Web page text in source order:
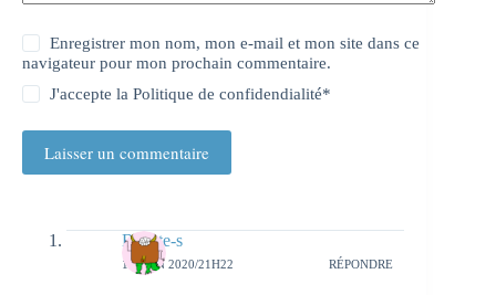
Enregistrer mon nom, mon e-mail et mon site dans ce
navigateur pour mon prochain commentaire.
J'accepte laPolitique de confidendialité*
Laisser un commentaire
Beaute-s
10 JUIN 2020/21H22 RÉPONDRE